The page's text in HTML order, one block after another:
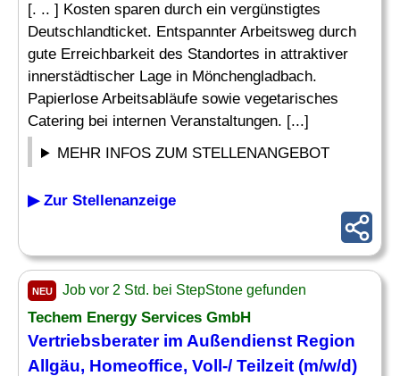
[. .. ] Kosten sparen durch ein vergünstigtes
Deutschlandticket. Entspannter Arbeitsweg durch
gute Erreichbarkeit des Standortes in attraktiver
innerstädtischer Lage in Mönchengladbach.
Papierlose Arbeitsabläufe sowie vegetarisches
Catering bei internen Veranstaltungen. [...]
MEHR INFOS ZUM STELLENANGEBOT
▶ Zur Stellenanzeige
NEU Job vor 2 Std. bei StepStone gefunden
Techem Energy Services GmbH
Vertriebsberater im Außendienst Region
Allgäu, Homeoffice, Voll-/ Teilzeit (m/w/d)